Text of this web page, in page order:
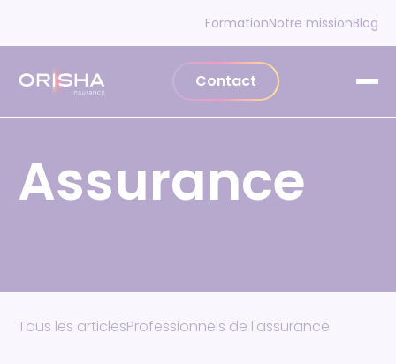
FormationNotre missionBlog
Contact
Assurance
Tous les articlesProfessionnels de l'assurance